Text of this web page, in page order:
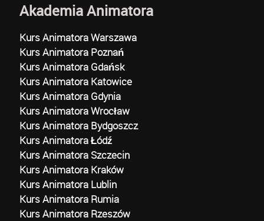
Akademia Animatora
Kurs Animatora Warszawa
Kurs Animatora Poznań
Kurs Animatora Gdańsk
Kurs Animatora Katowice
Kurs Animatora Gdynia
Kurs Animatora Wrocław
Kurs Animatora Bydgoszcz
Kurs Animatora Łódź
Kurs Animatora Szczecin
Kurs Animatora Kraków
Kurs Animatora Lublin
Kurs Animatora Rumia
Kurs Animatora Rzeszów